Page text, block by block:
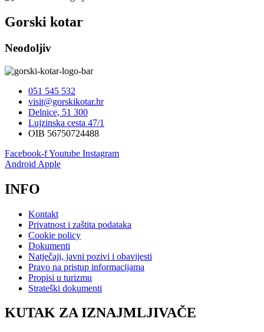
Gorski kotar
Neodoljiv
051 545 532
visit@gorskikotar.hr
Delnice, 51 300
Lujzinska cesta 47/1
OIB 56750724488
Facebook-fYoutube Instagram
Android Apple
INFO
Kontakt
Privatnost i zaštita podataka
Cookie policy
Dokumenti
Natječaji, javni pozivi i obavijesti
Pravo na pristup informacijama
Propisi u turizmu
Strateški dokumenti
KUTAK ZA IZNAJMLJIVAČE